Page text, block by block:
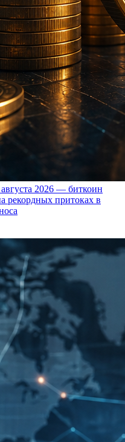
2026 — биткоин
рекордных притоках в